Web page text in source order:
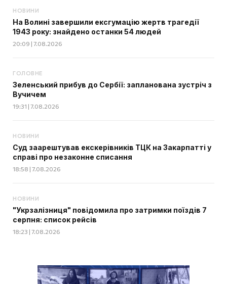
НОВИНИ
На Волині завершили ексгумацію жертв трагедії
1943 року: знайдено останки 54 людей
20:09 | 7.08.2026
ГОЛОВНЕ
Зеленський прибув до Сербії: запланована зустріч з
Вучичем
19:31 | 7.08.2026
НОВИНИ
Суд заарештував екскерівників ТЦК на Закарпатті у
справі про незаконне списання
18:58 | 7.08.2026
НОВИНИ
"Укрзалізниця" повідомила про затримки поїздів 7
серпня: список рейсів
18:23 | 7.08.2026